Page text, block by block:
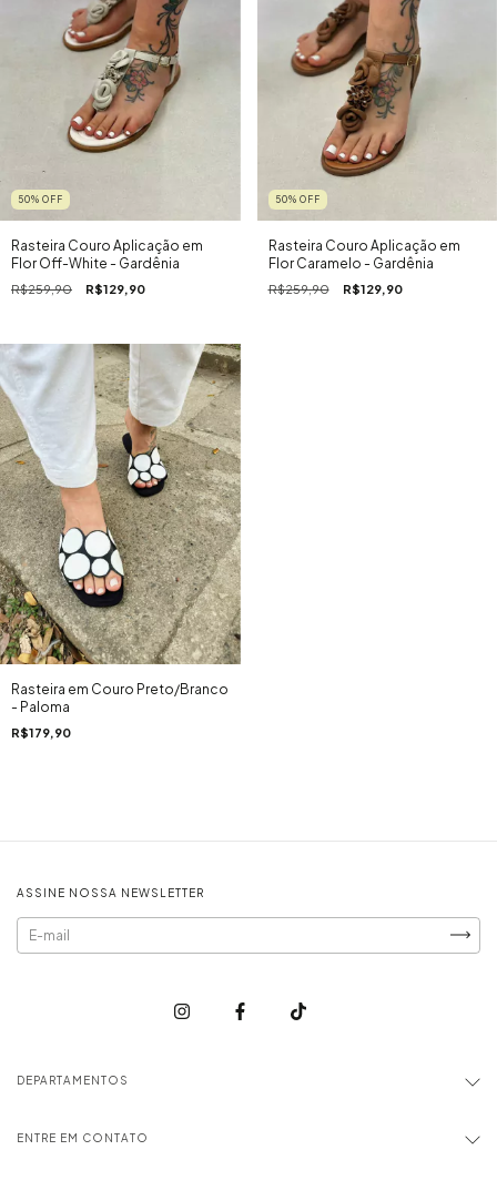
50% OFF
Rasteira Couro Aplicação em
Flor Off-White - Gardênia
R$259,90 R$129,90
50% OFF
Rasteira Couro Aplicação em
Flor Caramelo - Gardênia
R$259,90 R$129,90
Rasteira em Couro Preto/Branco
- Paloma
R$179,90
ASSINE NOSSA NEWSLETTER
DEPARTAMENTOS
ENTRE EM CONTATO